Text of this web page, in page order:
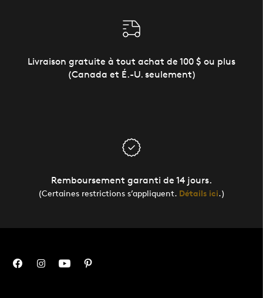
Livraison gratuite à tout achat de 100 $ ou plus
(Canada et É.-U. seulement)
Remboursement garanti de 14 jours.
(Certaines restrictions s’appliquent. Détails ici.)